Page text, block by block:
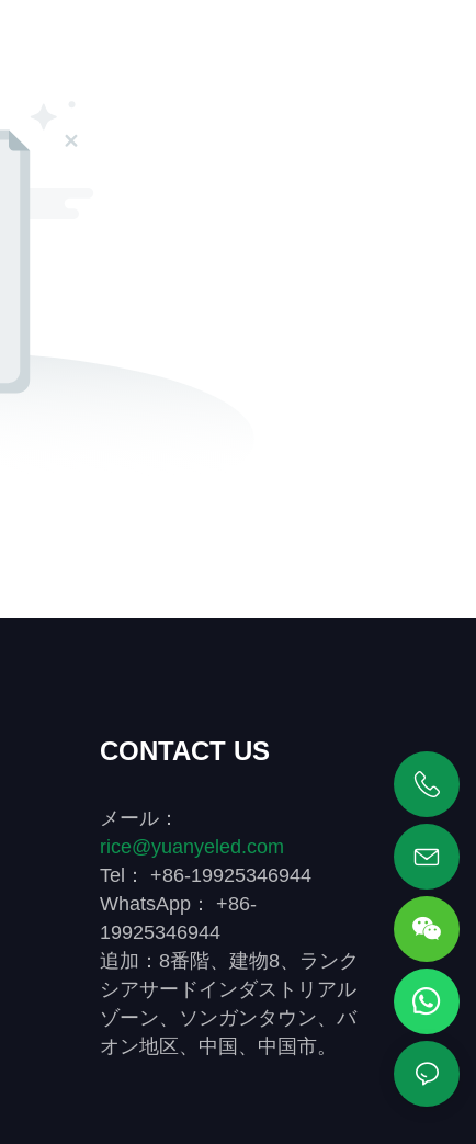
CONTACT US
メール：
rice@yuanyeled.com
Tel： +86-19925346944
WhatsApp： +86-
19925346944
追加：8番階、建物8、ランク
シアサードインダストリアル
ゾーン、ソンガンタウン、バ
オン地区、中国、中国市。